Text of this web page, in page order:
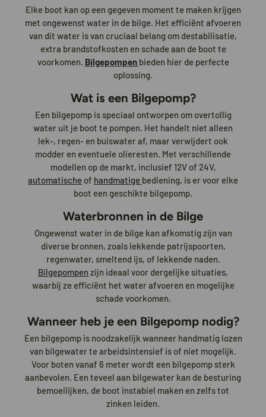
Elke boot kan op een gegeven moment te maken krijgen
met ongewenst water in de bilge. Het efficiënt afvoeren
van dit water is van cruciaal belang om destabilisatie,
extra brandstofkosten en schade aan de boot te
voorkomen. Bilgepompen bieden hier de perfecte
oplossing.
Wat is een Bilgepomp?
Een bilgepomp is speciaal ontworpen om overtollig
water uit je boot te pompen. Het handelt niet alleen
lek-, regen- en buiswater af, maar verwijdert ook
modder en eventuele olieresten. Met verschillende
modellen op de markt, inclusief 12V of 24V,
automatische of handmatige bediening, is er voor elke
boot een geschikte bilgepomp.
Waterbronnen in de Bilge
Ongewenst water in de bilge kan afkomstig zijn van
diverse bronnen, zoals lekkende patrijspoorten,
regenwater, smeltend ijs, of lekkende naden.
Bilgepompen zijn ideaal voor dergelijke situaties,
waarbij ze efficiënt het water afvoeren en mogelijke
schade voorkomen.
Wanneer heb je een Bilgepomp nodig?
Een bilgepomp is noodzakelijk wanneer handmatig lozen
van bilgewater te arbeidsintensief is of niet mogelijk.
Voor boten vanaf 6 meter wordt een bilgepomp sterk
aanbevolen. Een teveel aan bilgewater kan de besturing
bemoeilijken, de boot instabiel maken en zelfs tot
zinken leiden.